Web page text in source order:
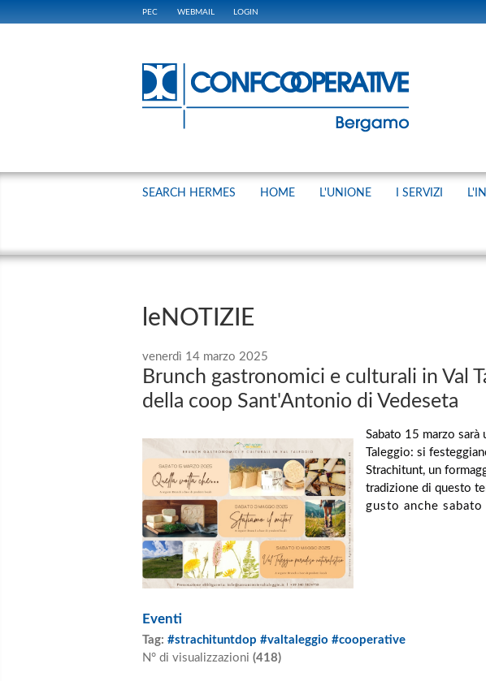
PEC WEBMAIL LOGIN
SEARCH HERMES HOME L'UNIONE I SERVIZI
leNOTIZIE
venerdì 14 marzo 2025
Brunch gastronomici e culturali in Val
della coop Sant'Antonio di Vedeseta
Sabato 15 marzo sarà
Taleggio: si
Strachitunt, un
tradizione di questo
gusto anche
Eventi
Tag: #strachituntdop #valtaleggio #cooperative
N° di visualizzazioni (418)